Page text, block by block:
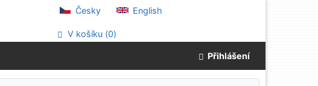
Česky English
V košíku (0)
Přihlášení